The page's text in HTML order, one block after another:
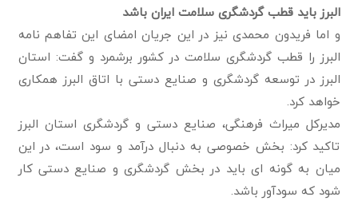
البرز باید قطب گردشگری سلامت ایران باشد
و اما فریدون محمدی نیز در این جریان امضای این تفاهم نامه
البرز را قطب گردشگری سلامت در کشور برشمرد و گفت: استان
البرز در توسعه گردشگری و صنایع دستی با اتاق البرز همکاری
خواهد کرد.
مدیرکل میراث فرهنگی، صنایع دستی و گردشگری استان البرز
تاکید کرد: بخش خصوصی به دنبال درآمد و سود است، در این
میان به گونه ای باید در بخش گردشگری و صنایع دستی کار
شود که سودآور باشد.